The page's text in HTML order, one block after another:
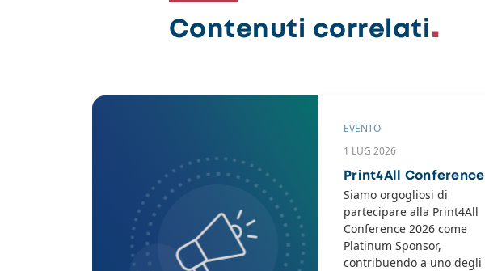
Contenuti correlati
EVENTO
1 LUG 2026
Print4All Conference
Siamo orgogliosi di
partecipare alla Print4All
Conference 2026 come
Platinum Sponsor,
contribuendo a uno degli